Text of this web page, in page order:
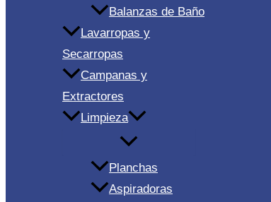
Balanzas de Baño
Lavarropas y
Secarropas
Campanas y
Extractores
Limpieza
Planchas
Aspiradoras